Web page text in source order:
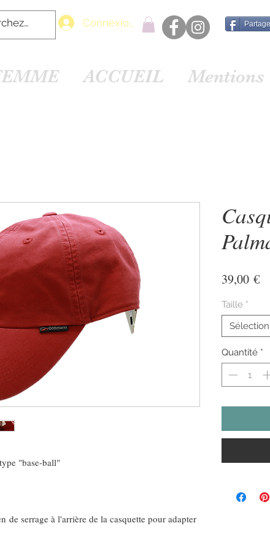
Connexion
ACCUEIL Mentions
"base-ball"
de serrage à l'arrière de la casquette pour adapter
39,00 €
Taille *
Quantité *